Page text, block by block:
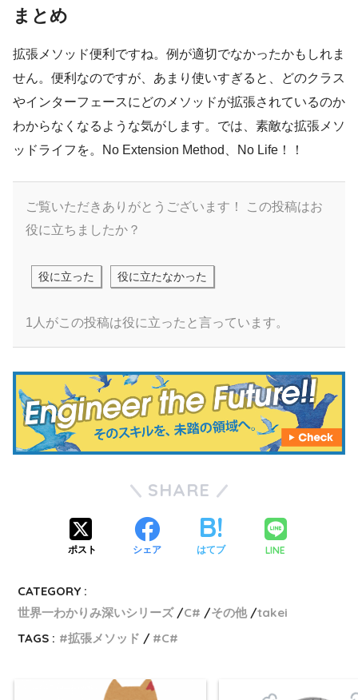
まとめ
拡張メソッド便利ですね。例が適切でなかったかもしれま
せん。便利なのですが、あまり使いすぎると、どのクラス
やインターフェースにどのメソッドが拡張されているのか
わからなくなるような気がします。では、素敵な拡張メソ
ッドライフを。No Extension Method、No Life！！
ご覧いただきありがとうございます！
この投稿はお
役に立ちましたか？
役に立った 役に立たなかった
1人がこの投稿は役に立ったと言っています。
SHARE
ポスト シェア はてブ LINE
CATEGORY :
世界一わかりみ深いシリーズ
C# その他
takei
TAGS :
拡張メソッド C#